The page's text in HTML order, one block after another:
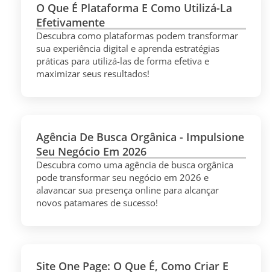
O Que É Plataforma E Como Utilizá-La
Efetivamente
Descubra como plataformas podem transformar
sua experiência digital e aprenda estratégias
práticas para utilizá-las de forma efetiva e
maximizar seus resultados!
Agência De Busca Orgânica - Impulsione
Seu Negócio Em 2026
Descubra como uma agência de busca orgânica
pode transformar seu negócio em 2026 e
alavancar sua presença online para alcançar
novos patamares de sucesso!
Site One Page: O Que É, Como Criar E